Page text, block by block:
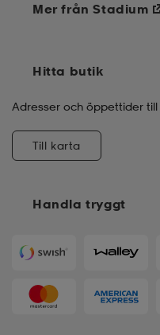
Handla tryggt
Mer från Stadium
Hitta butik
Adresser och öppettider
Till karta